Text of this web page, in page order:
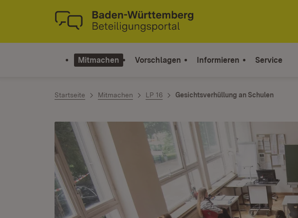
Zum Inhalt springen
Link zur Startseite
Mitmachen Vorschlagen Informieren Service
Startseite Mitmachen LP 16 Gesichtsverhüllung an Schulen